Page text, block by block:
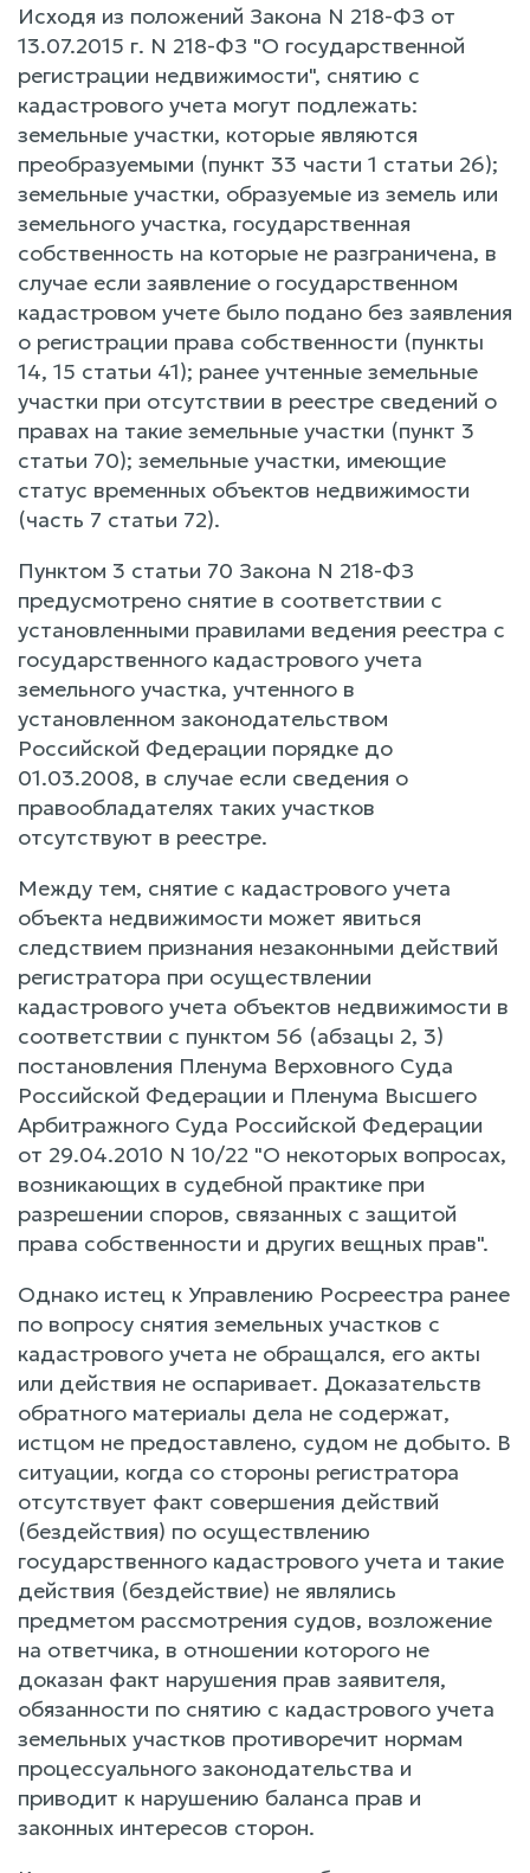
Исходя из положений Закона N 218-ФЗ от
13.07.2015 г. N 218-ФЗ "О государственной
регистрации недвижимости", снятию с
кадастрового учета могут подлежать:
земельные участки, которые являются
преобразуемыми (пункт 33 части 1 статьи 26);
земельные участки, образуемые из земель или
земельного участка, государственная
собственность на которые не разграничена, в
случае если заявление о государственном
кадастровом учете было подано без заявления
о регистрации права собственности (пункты
14, 15 статьи 41); ранее учтенные земельные
участки при отсутствии в реестре сведений о
правах на такие земельные участки (пункт 3
статьи 70); земельные участки, имеющие
статус временных объектов недвижимости
(часть 7 статьи 72).
Пунктом 3 статьи 70 Закона N 218-ФЗ
предусмотрено снятие в соответствии с
установленными правилами ведения реестра с
государственного кадастрового учета
земельного участка, учтенного в
установленном законодательством
Российской Федерации порядке до
01.03.2008, в случае если сведения о
правообладателях таких участков
отсутствуют в реестре.
Между тем, снятие с кадастрового учета
объекта недвижимости может явиться
следствием признания незаконными действий
регистратора при осуществлении
кадастрового учета объектов недвижимости в
соответствии с пунктом 56 (абзацы 2, 3)
постановления Пленума Верховного Суда
Российской Федерации и Пленума Высшего
Арбитражного Суда Российской Федерации
от 29.04.2010 N 10/22 "О некоторых вопросах,
возникающих в судебной практике при
разрешении споров, связанных с защитой
права собственности и других вещных прав".
Однако истец к Управлению Росреестра ранее
по вопросу снятия земельных участков с
кадастрового учета не обращался, его акты
или действия не оспаривает. Доказательств
обратного материалы дела не содержат,
истцом не предоставлено, судом не добыто. В
ситуации, когда со стороны регистратора
отсутствует факт совершения действий
(бездействия) по осуществлению
государственного кадастрового учета и такие
действия (бездействие) не являлись
предметом рассмотрения судов, возложение
на ответчика, в отношении которого не
доказан факт нарушения прав заявителя,
обязанности по снятию с кадастрового учета
земельных участков противоречит нормам
процессуального законодательства и
приводит к нарушению баланса прав и
законных интересов сторон.